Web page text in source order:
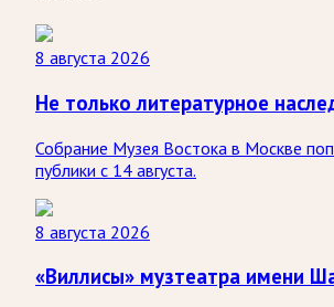
8 августа 2026
Не только литературное
Собрание Музея Востока в Москве
публики с 14 августа.
8 августа 2026
«Виллисы» музтеатра имени